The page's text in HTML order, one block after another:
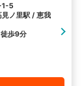
1-5
ノ里駅 / 恵我
歩9分